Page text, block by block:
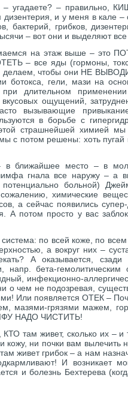
угадаете? – правильно,
дизентерия, и у меня в кале
бактерий, грибков,
– вот они и выделяют все
на этаж выше – это
– все яды (гормоны,
делаем, чтобы они НЕ
ботокса, гели, мази на
длительном
ощущений,
вызывающие
в борьбе с
страшнейшей химией
с потом решены: хоть
место – в
гнала все наружу – а
больной)
химические
а сейчас появились
А потом просто у вас
по всей коже, по
а вокруг них –
А оказывается,
напр. бета-
инфекционно-
о чем не подозревая,
Или появляется ОТЕК –
мазями-грязями мажем,
НАДО ЧИСТИТЬ!
там живет, сколько их –
кожу, ни почки вам
живет грибок – а нам
И возникает
и болезнь Бехтерева